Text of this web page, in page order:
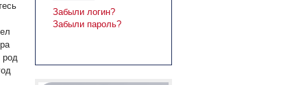
род
Забыли логин?
Забыли пароль?